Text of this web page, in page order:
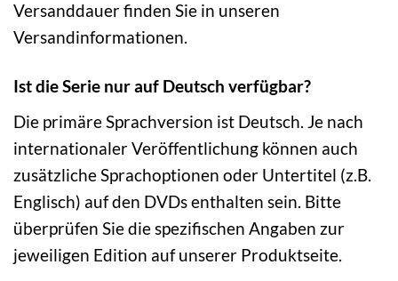
Versanddauer finden Sie in unseren
Versandinformationen.
Ist die Serie nur auf Deutsch verfügbar?
Die primäre Sprachversion ist Deutsch. Je nach
internationaler Veröffentlichung können auch
zusätzliche Sprachoptionen oder Untertitel (z.B.
Englisch) auf den DVDs enthalten sein. Bitte
überprüfen Sie die spezifischen Angaben zur
jeweiligen Edition auf unserer Produktseite.